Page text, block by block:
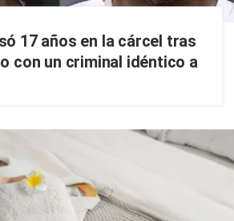
17 años en la cárcel tras
con un criminal idéntico a